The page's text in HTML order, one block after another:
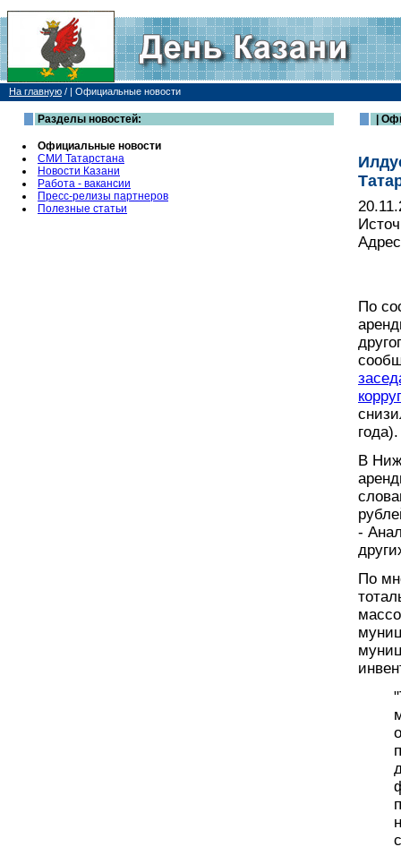
На главную / | Официальные новости
Разделы новостей:
Официальные новости
СМИ Татарстана
Новости Казани
Работа - вакансии
Пресс-релизы партнеров
Полезные статьи
|
По
года).
В
-
По